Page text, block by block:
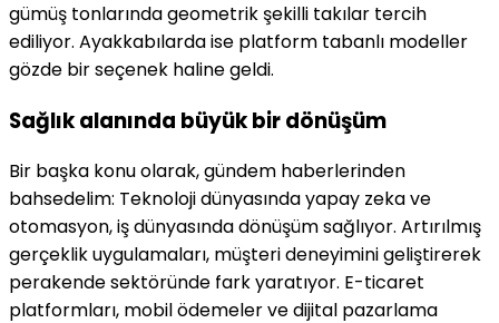
gümüş tonlarında geometrik şekilli takılar tercih
ediliyor. Ayakkabılarda ise platform tabanlı modeller
gözde bir seçenek haline geldi.
Sağlık alanında büyük bir dönüşüm
Bir başka konu olarak, gündem haberlerinden
bahsedelim: Teknoloji dünyasında yapay zeka ve
otomasyon, iş dünyasında dönüşüm sağlıyor. Artırılmış
gerçeklik uygulamaları, müşteri deneyimini geliştirerek
perakende sektöründe fark yaratıyor. E-ticaret
platformları, mobil ödemeler ve dijital pazarlama